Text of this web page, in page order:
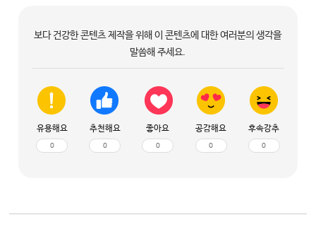
보다 건강한 콘텐츠 제작을 위해 이 콘텐츠에 대한 여러분의 생각을
말씀해 주세요.
유용해요
0
추천해요
0
좋아요
0
공감해요
0
후속강추
0